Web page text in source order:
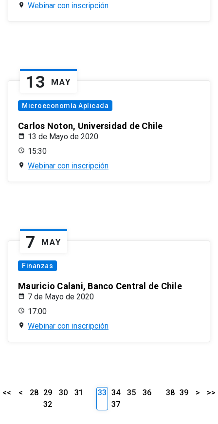
Webinar con inscripción
13 MAY
Microeconomía Aplicada
Carlos Noton, Universidad de Chile
13 de Mayo de 2020
15:30
Webinar con inscripción
7 MAY
Finanzas
Mauricio Calani, Banco Central de Chile
7 de Mayo de 2020
17:00
Webinar con inscripción
<< < 28 29 30
31
32
33 34 35
36
37
38 39 > >>